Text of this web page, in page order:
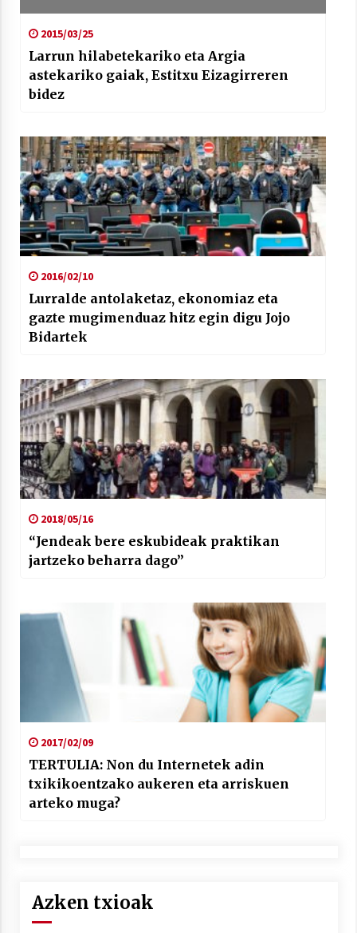
2015/03/25
Larrun hilabetekariko eta Argia
astekariko gaiak, Estitxu Eizagirreren
bidez
2016/02/10
Lurralde antolaketaz, ekonomiaz eta
gazte mugimenduaz hitz egin digu Jojo
Bidartek
2018/05/16
“Jendeak bere eskubideak praktikan
jartzeko beharra dago”
2017/02/09
TERTULIA: Non du Internetek adin
txikikoentzako aukeren eta arriskuen
arteko muga?
Azken txioak